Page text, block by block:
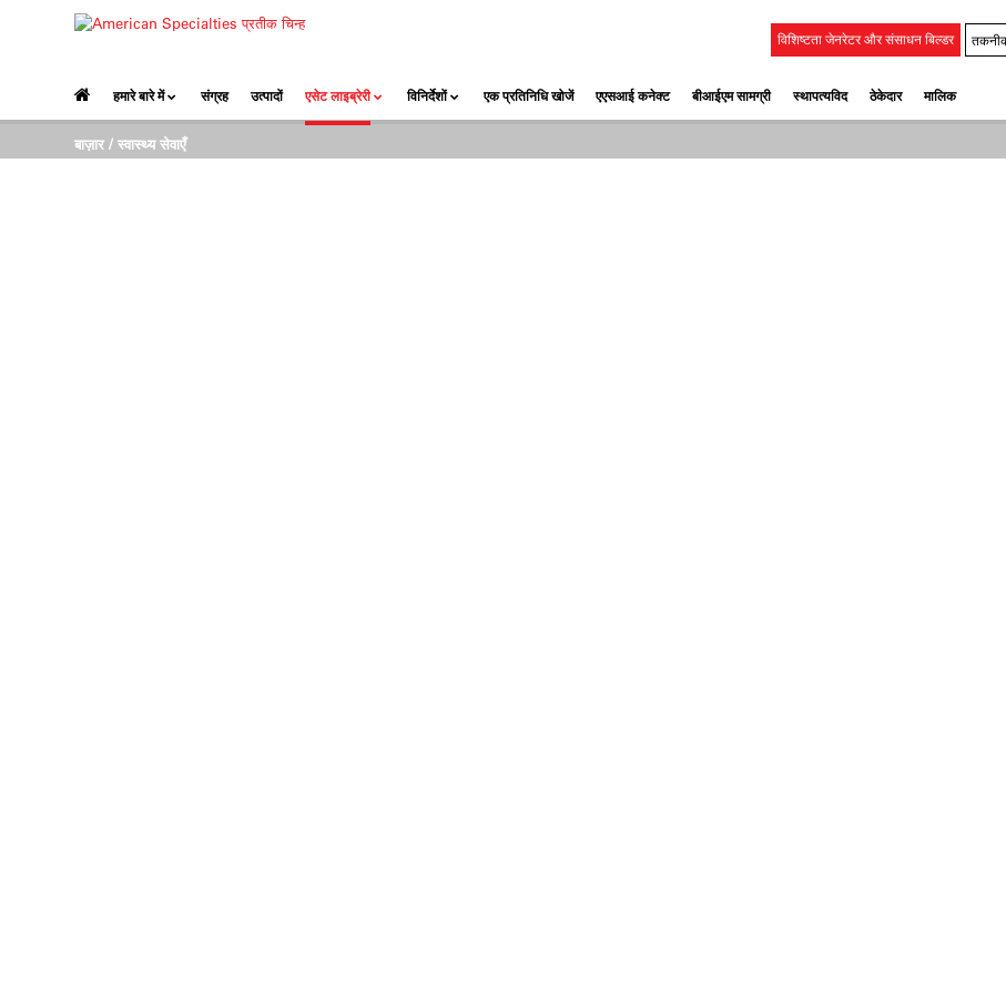
विशिष्टता जेनरेटर और संसाधन बिल्डर
हमारे बारे में संग्रह उत्पादों एसेट लाइब्रेरी विनिर्देशों एक प्रतिनिधि खोजें एएसआई कनेक्ट बीआईएम सामग्री स्‍थापत्‍यविद ठेकेदार मालिक
बाज़ार / स्वास्थ्य सेवाएँ